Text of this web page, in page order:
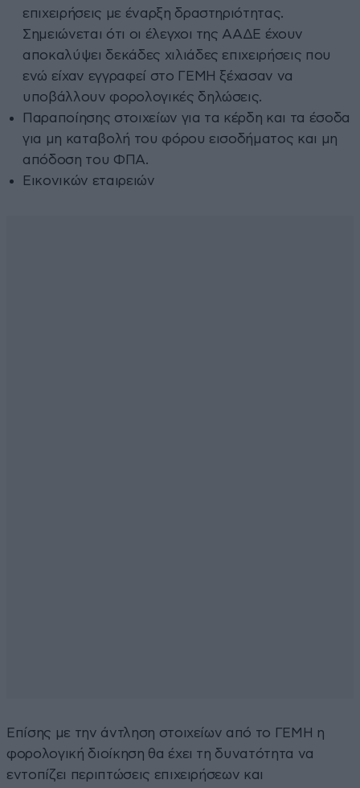
επιχειρήσεις με έναρξη δραστηριότητας.
Σημειώνεται ότι οι έλεγχοι της ΑΑΔΕ έχουν
αποκαλύψει δεκάδες χιλιάδες επιχειρήσεις που
ενώ είχαν εγγραφεί στο ΓΕΜΗ ξέχασαν να
υποβάλλουν φορολογικές δηλώσεις.
Παραποίησης στοιχείων για τα κέρδη και τα έσοδα
για μη καταβολή του φόρου εισοδήματος και μη
απόδοση του ΦΠΑ.
Εικονικών εταιρειών
Επίσης με την άντληση στοιχείων από το ΓΕΜΗ η
φορολογική διοίκηση θα έχει τη δυνατότητα να
εντοπίζει περιπτώσεις επιχειρήσεων και